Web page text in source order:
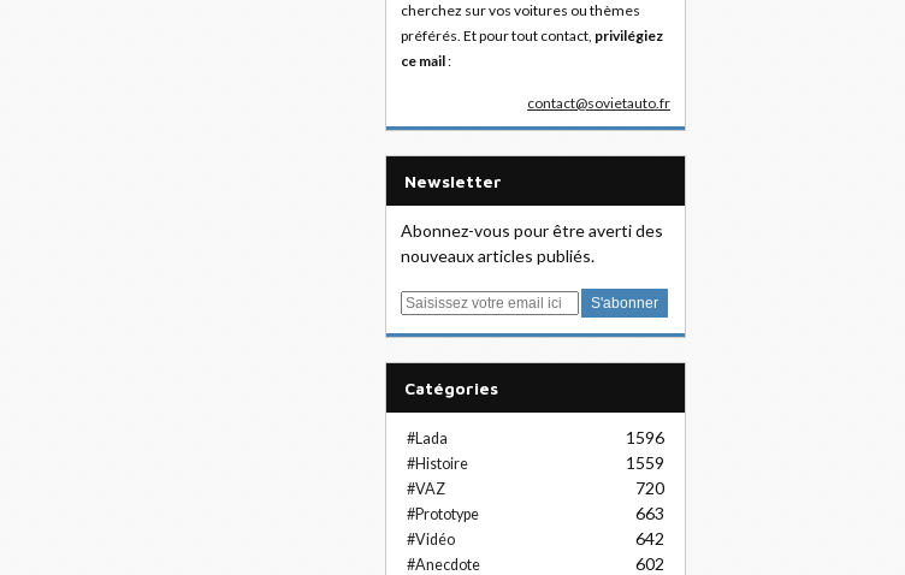
cherchez sur vos voitures ou thèmes
préférés. Et pour tout contact, privilégiez
ce mail:
contact@sovietauto.fr
Newsletter
Abonnez-vous pour être averti des
nouveaux articles publiés.
E
Catégories
#Lada 1596
#Histoire 1559
#VAZ 720
#Prototype 663
#Vidéo 642
#Anecdote 602